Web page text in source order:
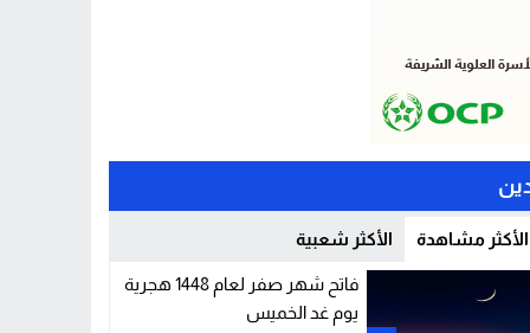
الأكثر مشاهدة الأكثر شعبية
فاتح شهر صفر لعام 1448 هجرية
يوم غد الخميس